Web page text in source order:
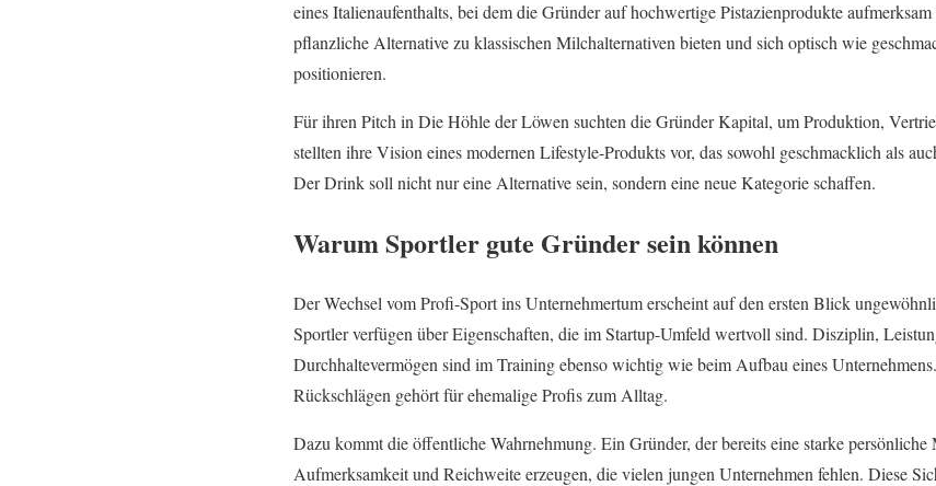
eines Italienaufenthalts, bei dem die Gründer auf hochwertige Pistazienprodukte
pflanzliche Alternative zu klassischen Milchalternativen bieten und sich optisch wie
positionieren.
Für ihren Pitch in Die Höhle der Löwen suchten die Gründer Kapital, um Produktion,
stellten ihre Vision eines modernen Lifestyle-Produkts vor, das sowohl geschmacklich als
Der Drink soll nicht nur eine Alternative sein, sondern eine neue Kategorie schaffen.
Warum Sportler gute Gründer sein können
Der Wechsel vom Profi-Sport ins Unternehmertum erscheint auf den ersten Blick
Sportler verfügen über Eigenschaften, die im Startup-Umfeld wertvoll sind. Disziplin,
Durchhaltevermögen sind im Training ebenso wichtig wie beim Aufbau eines
Rückschlägen gehört für ehemalige Profis zum Alltag.
Dazu kommt die öffentliche Wahrnehmung. Ein Gründer, der bereits eine starke persönliche
Aufmerksamkeit und Reichweite erzeugen, die vielen jungen Unternehmen fehlen. Diese